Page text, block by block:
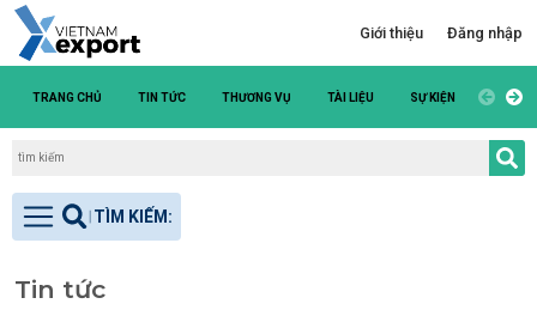
Giới thiệu Đăng nhập
TRANG CHỦ TIN TỨC THƯƠNG VỤ TÀI LIỆU SỰ KIỆN DANH
Tin tức